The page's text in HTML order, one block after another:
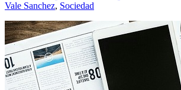
Vale Sanchez, Sociedad